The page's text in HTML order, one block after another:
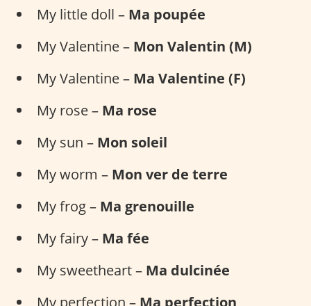
My little doll – Ma poupée
My Valentine – Mon Valentin (M)
My Valentine – Ma Valentine (F)
My rose – Ma rose
My sun – Mon soleil
My worm – Mon ver de terre
My frog – Ma grenouille
My fairy – Ma fée
My sweetheart – Ma dulcinée
My perfection – Ma perfection